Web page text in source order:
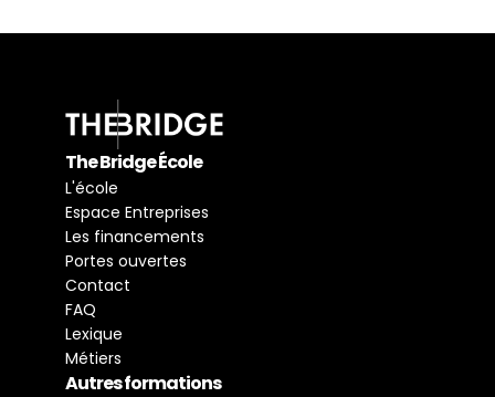
The Bridge École
L'école
Espace Entreprises
Les financements
Portes ouvertes
Contact
FAQ
Lexique
Métiers
Autres formations